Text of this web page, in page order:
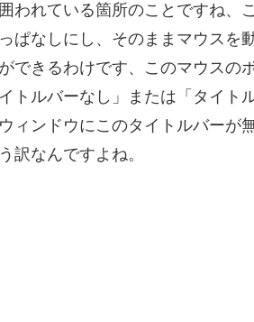
われている箇所のことですね、
ぱなしにし、そのままマウスを
できるわけです、このマウスの
トルバーなし」または「タイト
ィンドウにこのタイトルバーが
訳なんですよね。